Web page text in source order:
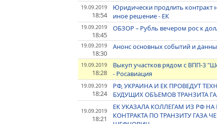
19.09.2019
18:54
Юридически продлить контракт
иное решение - ЕК
19.09.2019
18:45
ОБЗОР – Рубль вечером рос к
19.09.2019
18:30
Анонс основных событий и
19.09.2019
18:28
Выкуп участков рядом с ВПП-3
- Росавиация
19.09.2019
18:24
РФ, УКРАИНА И ЕК ПРОВЕДУТ
БУДУЩИХ ОБЪЕМОВ ТРАНЗИТА
19.09.2019
18:21
ЕК УКАЗАЛА КОЛЛЕГАМ ИЗ РФ
КОНТРАКТА ПО ТРАНЗИТУ ГАЗА